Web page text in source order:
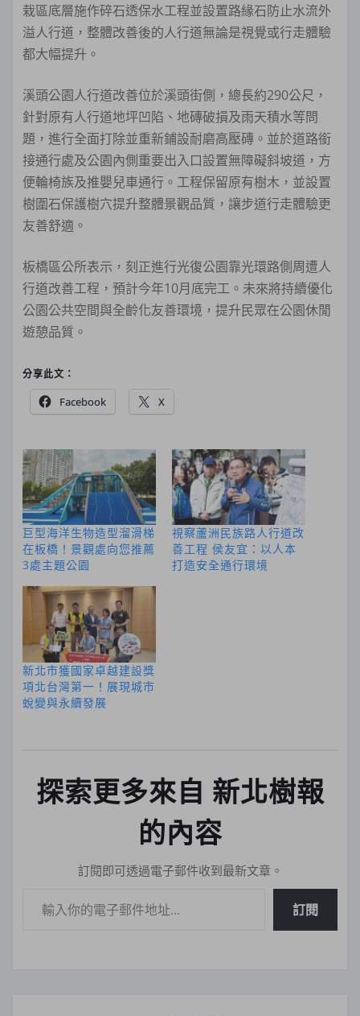
栽區底層施作碎石透保水工程並設置路緣石防止水流外
溢人行道，整體改善後的人行道無論是視覺或行走體驗
都大幅提升。
溪頭公園人行道改善位於溪頭街側，總長約290公尺，
針對原有人行道地坪凹陷、地磚破損及雨天積水等問
題，進行全面打除並重新鋪設耐磨高壓磚。並於道路銜
接通行處及公園內側重要出入口設置無障礙斜坡道，方
便輪椅族及推嬰兒車通行。工程保留原有樹木，並設置
樹圍石保護樹穴提升整體景觀品質，讓步道行走體驗更
友善舒適。
板橋區公所表示，刻正進行光復公園靠光環路側周遭人
行道改善工程，預計今年10月底完工。未來將持續優化
公園公共空間與全齡化友善環境，提升民眾在公園休閒
遊憩品質。
分享此文：
Facebook X
巨型海洋生物造型溜滑梯
在板橋！景觀處向您推薦
3處主題公園
視察蘆洲民族路人行道改
善工程 侯友宜：以人本
打造安全通行環境
新北市獲國家卓越建設獎
項北台灣第一！展現城市
蛻變與永續發展
探索更多來自 新北樹報
的內容
訂閱即可透過電子郵件收到最新文章。
訂閱